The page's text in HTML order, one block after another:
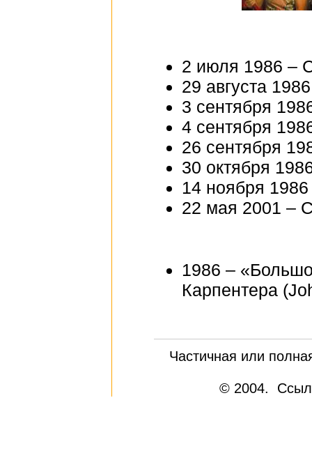
2 июля 1986 –
29 августа
3 сентября
4 сентября
26 сентября
30 октября
14 ноября
22 мая 2001 –
1986 –
Карпентера
Частичная или
© 2004.